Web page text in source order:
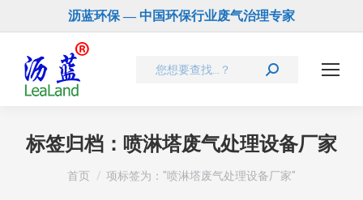
沥蓝环保 — 中国环保行业废气治理专家
Search:
标签归档： 喷淋塔废气处理设备厂家
您在这里：
首页 项标签为："喷淋塔废气处理设备厂家"